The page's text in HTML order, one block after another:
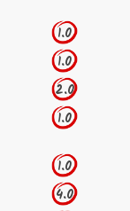
1.0
1.0
2.0
1.0
1.0
4.0